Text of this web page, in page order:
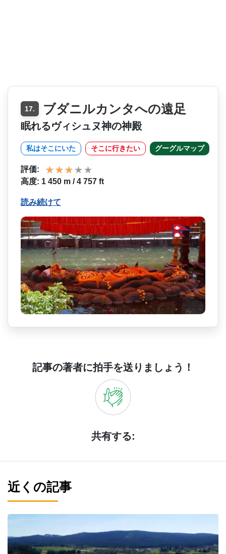
17. ブダニルカンタへの遠足
眠れるヴィシュヌ神の神殿
私はそこにいた そこに行きたい グーグルマップ
評価:
高度: 1 450 m / 4 757 ft
読み続けて
記事の著者に拍手を送りましょう！
共有する:
近くの記事